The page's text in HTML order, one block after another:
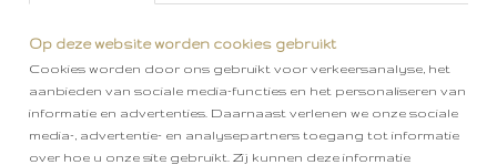
Op deze website worden cookies gebruikt
Cookies worden door ons gebruikt voor verkeersanalyse, het
aanbieden van sociale media-functies en het personaliseren van
informatie en advertenties. Daarnaast verlenen we onze sociale
media-, advertentie- en analysepartners toegang tot informatie
over hoe u onze site gebruikt. Zij kunnen deze informatie